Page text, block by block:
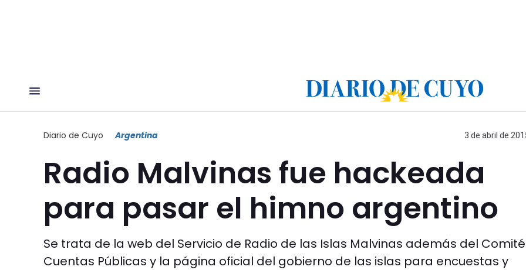
Diario de Cuyo Argentina 3 de abril de
Radio Malvinas fue hackeada
para pasar el himno argentino
Se trata de la web del Servicio de Radio de las Islas Malvinas además del
Cuentas Públicas y la página oficial del gobierno de las islas para encuestas y